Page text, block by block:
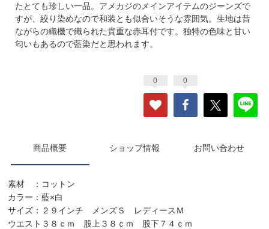
たとても珍しい一品。アメカジのメインアイテムのジーンズで
すが、絞り染めなので和装とも似合いそうな雰囲気。生地は昔
ながらの織機で織られた貴重な赤耳付です。独特の色味と甘い
匂いもあるので藍染だと思われます。
0 0
商品概要 ショップ情報 お問い合わせ
素材 ：コットン
カラー：藍×白
サイズ：２９インチ メンズＳ レディースＭ
ウエスト３８ｃｍ 股上３８ｃｍ 股下７４ｃｍ